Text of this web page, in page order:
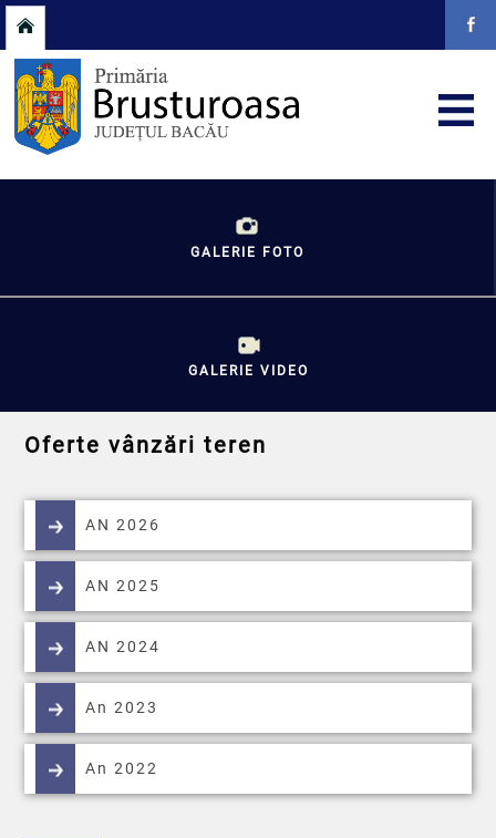
GALERIE FOTO
GALERIE VIDEO
Oferte vânzări teren
AN 2026
AN 2025
AN 2024
An 2023
An 2022